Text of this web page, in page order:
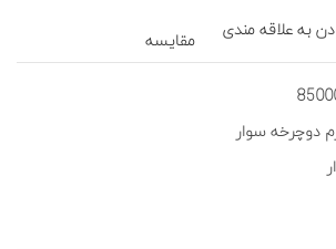
به علاقه مندی مقایسه
دوچرخه سوار